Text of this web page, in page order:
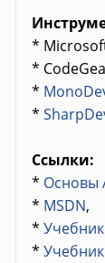
*
*
*
*
Ссылки:
* Основы
* MSDN,
*
* Учебник